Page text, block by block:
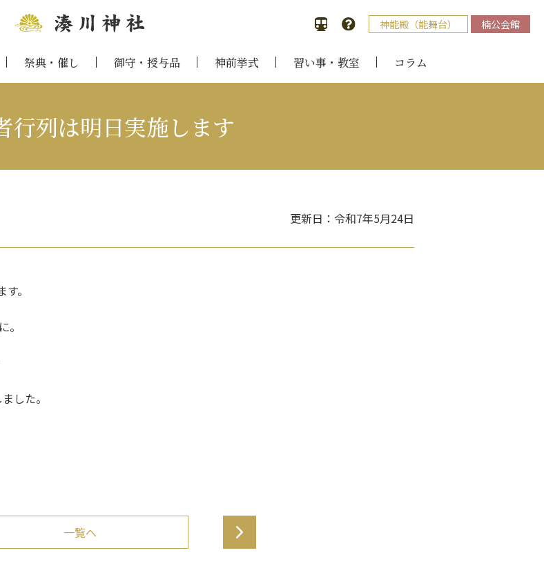
祭典・催し 御守・授与品 神前挙式 習い事・教室 コラム
神能殿（能舞台） 楠公会館
行列は明日実施します
更新日：令和7年5月24日
。
。
した。
一覧へ